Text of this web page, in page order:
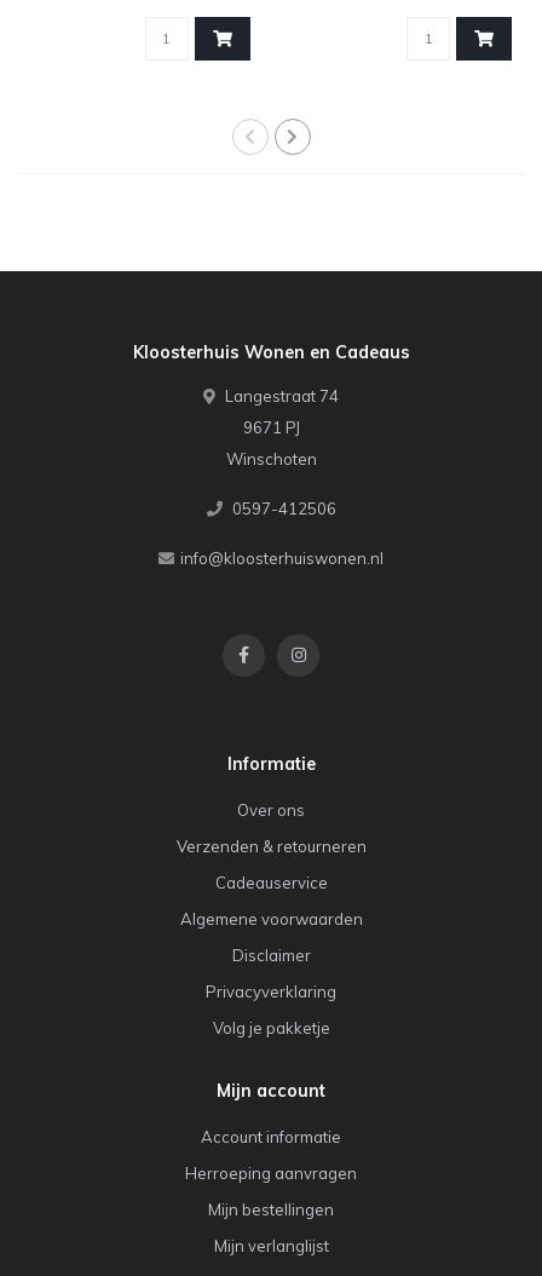
Kloosterhuis Wonen en Cadeaus
Langestraat 74
9671 PJ
Winschoten
0597-412506
info@kloosterhuiswonen.nl
Informatie
Over ons
Verzenden & retourneren
Cadeauservice
Algemene voorwaarden
Disclaimer
Privacyverklaring
Volg je pakketje
Mijn account
Account informatie
Herroeping aanvragen
Mijn bestellingen
Mijn verlanglijst